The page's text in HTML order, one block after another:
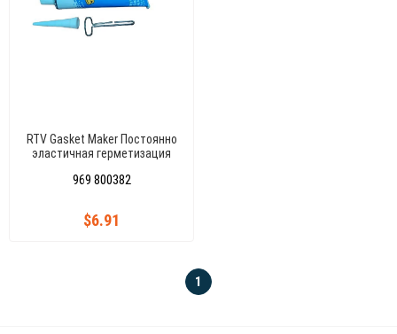
RTV Gasket Maker Постоянно
эластичная герметизация
969 800382
$6.91
1